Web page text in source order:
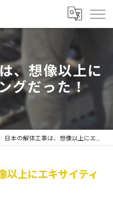
、想像以上に
グだった！
日本の解体工事は、想像以上にエキサイティングだった！
以上にエキサイティ